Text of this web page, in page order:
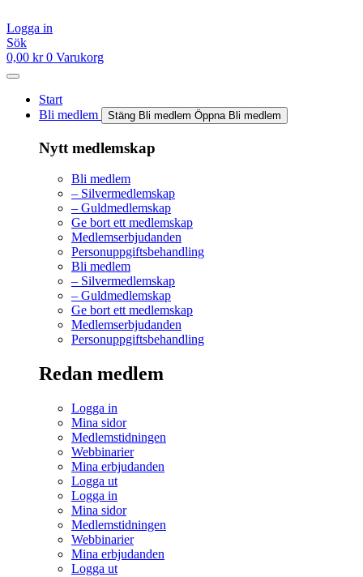
till
innehåll
Logga in
Sök
0,00 kr 0 Varukorg
Start
Bli medlem
Stäng Bli medlem Öppna Bli medlem
Nytt medlemskap
Bli medlem
– Silvermedlemskap
– Guldmedlemskap
Ge bort ett medlemskap
Medlemserbjudanden
Personuppgiftsbehandling
Bli medlem
– Silvermedlemskap
– Guldmedlemskap
Ge bort ett medlemskap
Medlemserbjudanden
Personuppgiftsbehandling
Redan medlem
Logga in
Mina sidor
Medlemstidningen
Webbinarier
Mina erbjudanden
Logga ut
Logga in
Mina sidor
Medlemstidningen
Webbinarier
Mina erbjudanden
Logga ut